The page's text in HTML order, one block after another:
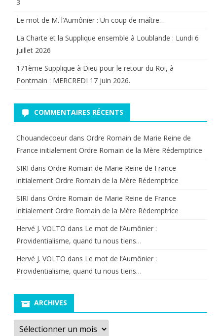
3
Le mot de M. l’Aumônier : Un coup de maître…
La Charte et la Supplique ensemble à Loublande : Lundi 6
juillet 2026
171ème Supplique à Dieu pour le retour du Roi, à
Pontmain : MERCREDI 17 juin 2026.
COMMENTAIRES RÉCENTS
Chouandecoeur dans Ordre Romain de Marie Reine de
France initialement Ordre Romain de la Mère Rédemptrice
SIRI dans Ordre Romain de Marie Reine de France
initialement Ordre Romain de la Mère Rédemptrice
SIRI dans Ordre Romain de Marie Reine de France
initialement Ordre Romain de la Mère Rédemptrice
Hervé J. VOLTO dans Le mot de l’Aumônier :
Providentialisme, quand tu nous tiens…
Hervé J. VOLTO dans Le mot de l’Aumônier :
Providentialisme, quand tu nous tiens…
ARCHIVES
Archives